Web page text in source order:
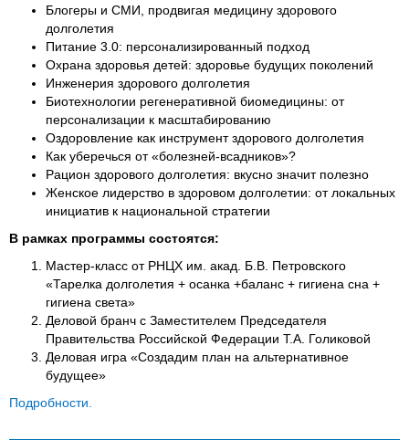
Блогеры и СМИ, продвигая медицину здорового
долголетия
Питание 3.0: персонализированный подход
Охрана здоровья детей: здоровье будущих поколений
Инженерия здорового долголетия
Биотехнологии регенеративной биомедицины: от
персонализации к масштабированию
Оздоровление как инструмент здорового долголетия
Как уберечься от «болезней-всадников»?
Рацион здорового долголетия: вкусно значит полезно
Женское лидерство в здоровом долголетии: от локальных
инициатив к национальной стратегии
В рамках программы состоятся:
Мастер-класс от РНЦХ им. акад. Б.В. Петровского
«Тарелка долголетия + осанка +баланс + гигиена сна +
гигиена света»
Деловой бранч с Заместителем Председателя
Правительства Российской Федерации Т.А. Голиковой
Деловая игра «Создадим план на альтернативное
будущее»
Подробности.